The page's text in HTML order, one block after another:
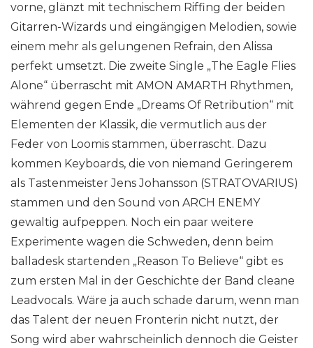
vorne, glänzt mit technischem Riffing der beiden
Gitarren-Wizards und eingängigen Melodien, sowie
einem mehr als gelungenen Refrain, den Alissa
perfekt umsetzt. Die zweite Single „The Eagle Flies
Alone“ überrascht mit AMON AMARTH Rhythmen,
während gegen Ende „Dreams Of Retribution“ mit
Elementen der Klassik, die vermutlich aus der
Feder von Loomis stammen, überrascht. Dazu
kommen Keyboards, die von niemand Geringerem
als Tastenmeister Jens Johansson (STRATOVARIUS)
stammen und den Sound von ARCH ENEMY
gewaltig aufpeppen. Noch ein paar weitere
Experimente wagen die Schweden, denn beim
balladesk startenden „Reason To Believe“ gibt es
zum ersten Mal in der Geschichte der Band cleane
Leadvocals. Wäre ja auch schade darum, wenn man
das Talent der neuen Fronterin nicht nutzt, der
Song wird aber wahrscheinlich dennoch die Geister